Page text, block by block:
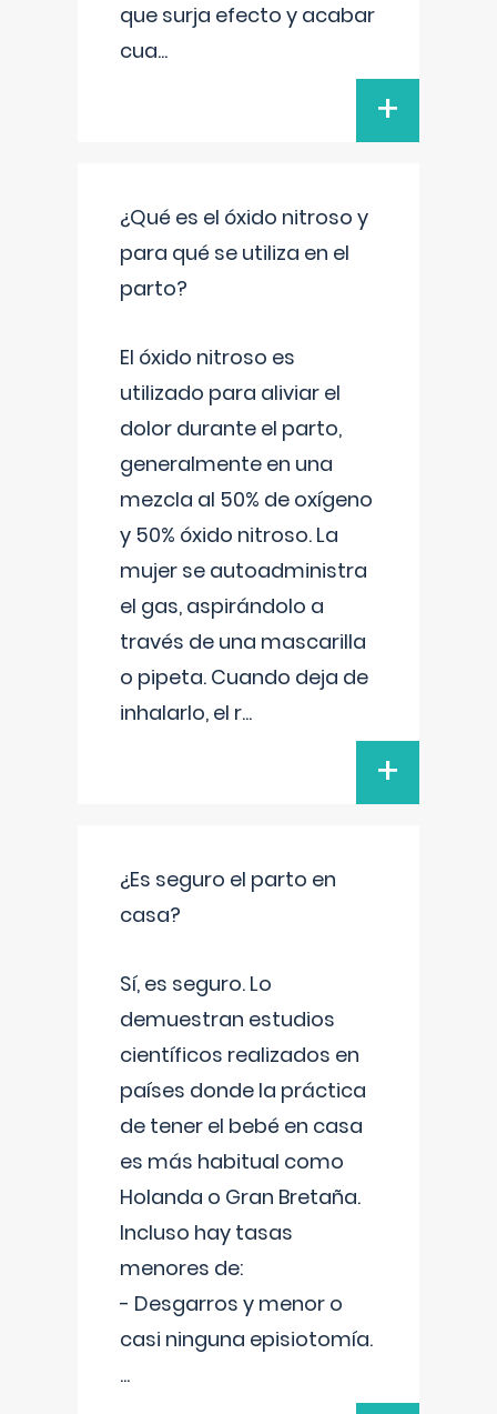
que surja efecto y acabar
cua...
+
¿Qué es el óxido nitroso y
para qué se utiliza en el
parto?
El óxido nitroso es
utilizado para aliviar el
dolor durante el parto,
generalmente en una
mezcla al 50% de oxígeno
y 50% óxido nitroso. La
mujer se autoadministra
el gas, aspirándolo a
través de una mascarilla
o pipeta. Cuando deja de
inhalarlo, el r...
+
¿Es seguro el parto en
casa?
Sí, es seguro. Lo
demuestran estudios
científicos realizados en
países donde la práctica
de tener el bebé en casa
es más habitual como
Holanda o Gran Bretaña.
Incluso hay tasas
menores de:
- Desgarros y menor o
casi ninguna episiotomía.
...